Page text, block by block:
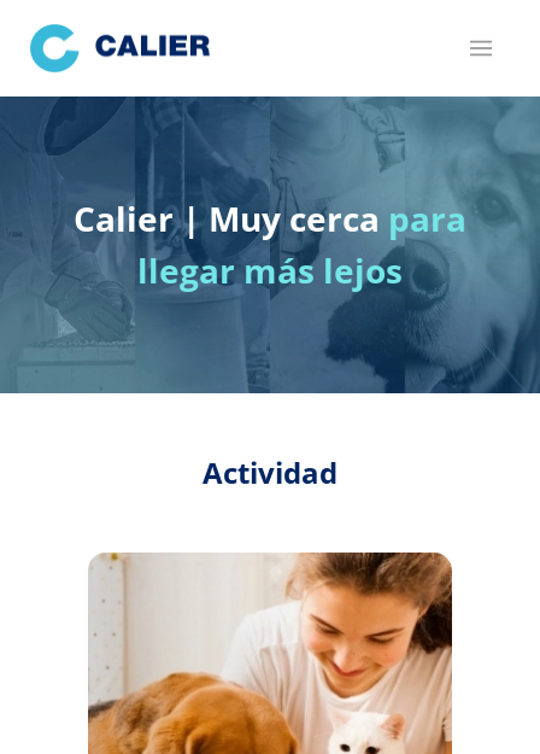
contenido
principal
Calier | Muy cerca para
llegar más lejos
Actividad